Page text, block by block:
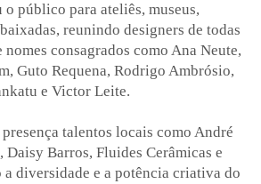
público para ateliês, museus,
reunindo designers de todas
nomes consagrados como Ana Neute,
Guto Requena, Rodrigo Ambrósio,
e Victor Leite.
talentos locais como André
Daisy Barros, Fluides Cerâmicas e
diversidade e a potência criativa do